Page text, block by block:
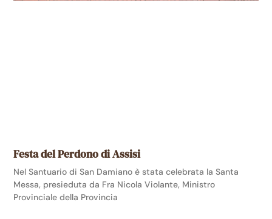
Festa del Perdono di Assisi
Nel Santuario di San Damiano è stata celebrata la Santa
Messa, presieduta da Fra Nicola Violante, Ministro
Provinciale della Provincia